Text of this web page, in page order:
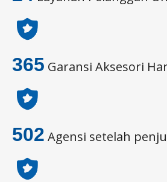
365 Garansi Aksesori
502 Agensi setelah